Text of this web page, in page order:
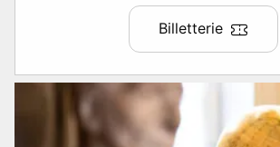
Billetterie